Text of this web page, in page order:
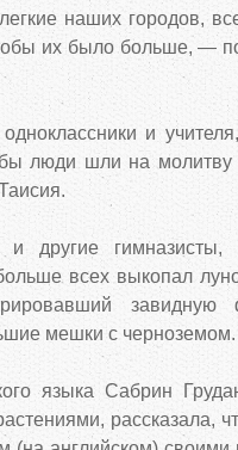
наших городов,
их было больше, —
и
люди шли на молитву
и другие
всех выкопал
завидную
мешки с черноземом.
языка Сабрин
рассказала,